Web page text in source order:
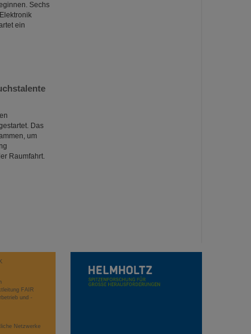
Sechs
ein
Das
um
Raumfahrt.
FAIR
und -
Netzwerke